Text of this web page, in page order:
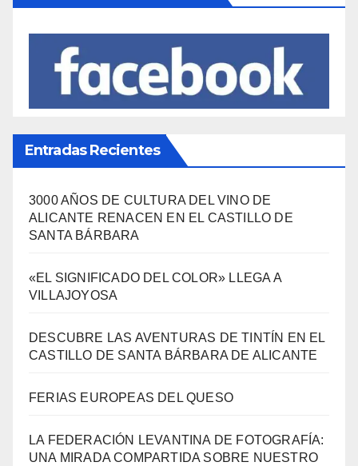
Entradas Recientes
3000 AÑOS DE CULTURA DEL VINO DE
ALICANTE RENACEN EN EL CASTILLO DE
SANTA BÁRBARA
«EL SIGNIFICADO DEL COLOR» LLEGA A
VILLAJOYOSA
DESCUBRE LAS AVENTURAS DE TINTÍN EN EL
CASTILLO DE SANTA BÁRBARA DE ALICANTE
FERIAS EUROPEAS DEL QUESO
LA FEDERACIÓN LEVANTINA DE FOTOGRAFÍA:
UNA MIRADA COMPARTIDA SOBRE NUESTRO